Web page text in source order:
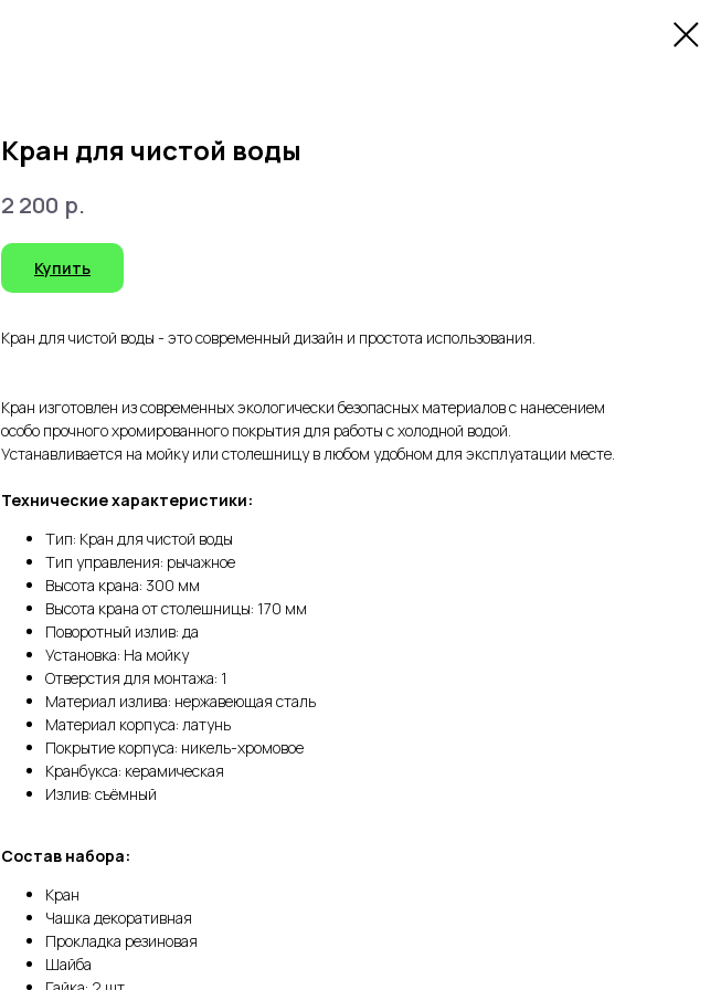
Кран для чистой воды
2 200 р.
Купить
Кран для чистой воды - это современный дизайн и простота использования.
Кран изготовлен из современных экологически безопасных материалов с нанесением
особо прочного хромированного покрытия для работы с холодной водой.
Устанавливается на мойку или столешницу в любом удобном для эксплуатации месте.
Технические характеристики:
Тип: Кран для чистой воды
Тип управления: рычажное
Высота крана: 300 мм
Высота крана от столешницы: 170 мм
Поворотный излив: да
Установка: На мойку
Отверстия для монтажа: 1
Материал излива: нержавеющая сталь
Материал корпуса: латунь
Покрытие корпуса: никель-хромовое
Кранбукса: керамическая
Излив: съёмный
Состав набора:
Кран
Чашка декоративная
Прокладка резиновая
Шайба